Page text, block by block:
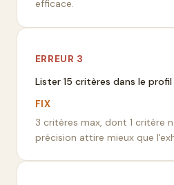
efficace.
ERREUR 3
Lister 15 critères dans le profil
FIX
3 critères max, dont 1 critère
précision attire mieux que